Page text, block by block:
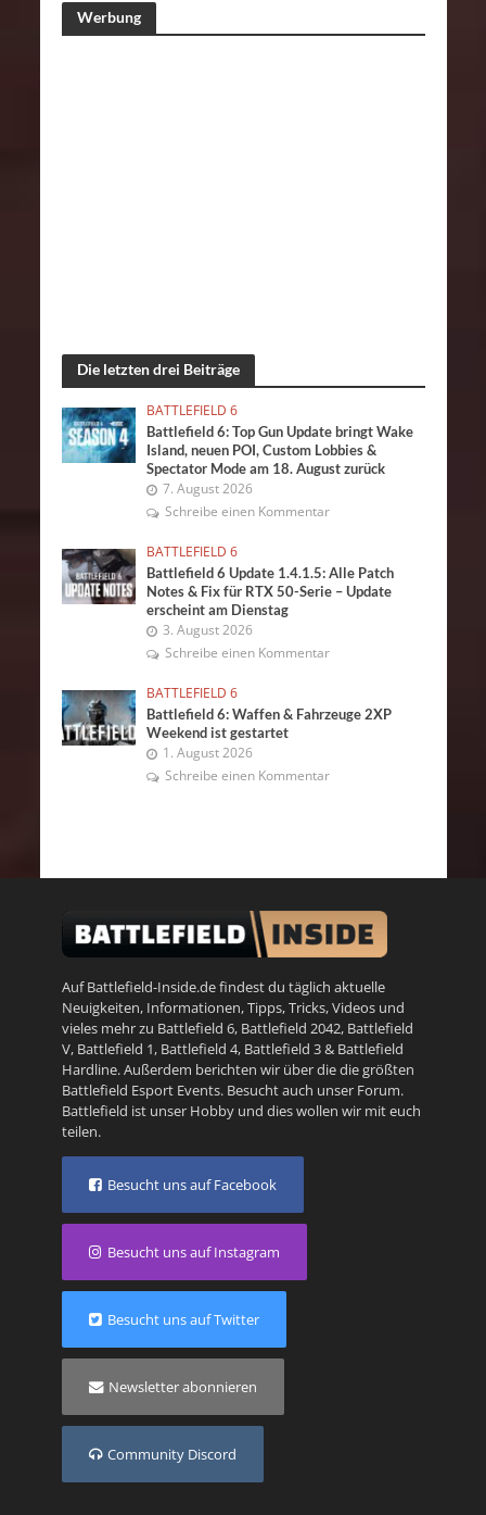
Werbung
Die letzten drei Beiträge
BATTLEFIELD 6
Battlefield 6: Top Gun Update bringt Wake
Island, neuen POI, Custom Lobbies &
Spectator Mode am 18. August zurück
7. August 2026
Schreibe einen Kommentar
BATTLEFIELD 6
Battlefield 6 Update 1.4.1.5: Alle Patch
Notes & Fix für RTX 50-Serie – Update
erscheint am Dienstag
3. August 2026
Schreibe einen Kommentar
BATTLEFIELD 6
Battlefield 6: Waffen & Fahrzeuge 2XP
Weekend ist gestartet
1. August 2026
Schreibe einen Kommentar
Auf Battlefield-Inside.de findest du täglich aktuelle
Neuigkeiten, Informationen, Tipps, Tricks, Videos und
vieles mehr zu Battlefield 6, Battlefield 2042, Battlefield
V, Battlefield 1, Battlefield 4, Battlefield 3& Battlefield
Hardline. Außerdem berichten wir über die die größten
Battlefield Esport Events. Besucht auch unser Forum.
Battlefield ist unser Hobby und dies wollen wir mit euch
teilen.
Besucht uns auf Facebook
Besucht uns auf Instagram
Besucht uns auf Twitter
Newsletter abonnieren
Community Discord